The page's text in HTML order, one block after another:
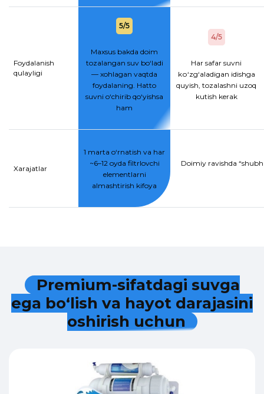
Foydalanish
qulayligi
5/5
Maxsus bakda doim
tozalangan suv bo‘ladi
— xohlagan vaqtda
foydalaning. Hatto
suvni o‘chirib qo‘yishsa
ham
4/5
Har safar suvni
kо‘zg‘aladigan idishga
quyish, tozalashni uzoq
kutish kerak
Xarajatlar
1 marta o‘rnatish va har
~6–12 oyda filtrlovchi
elementlarni
almashtirish kifoya
Doimiy ravishda
Premium-sifatdagi suvga
ega bo‘lish va hayot darajasini
oshirish uchun